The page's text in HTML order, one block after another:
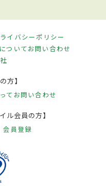
イバシーポリシー
ついてお問い合わせ
方】
て お問い合わせ
ル会員の方】
会員登録